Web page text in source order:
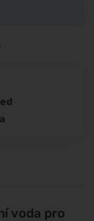
voda pro